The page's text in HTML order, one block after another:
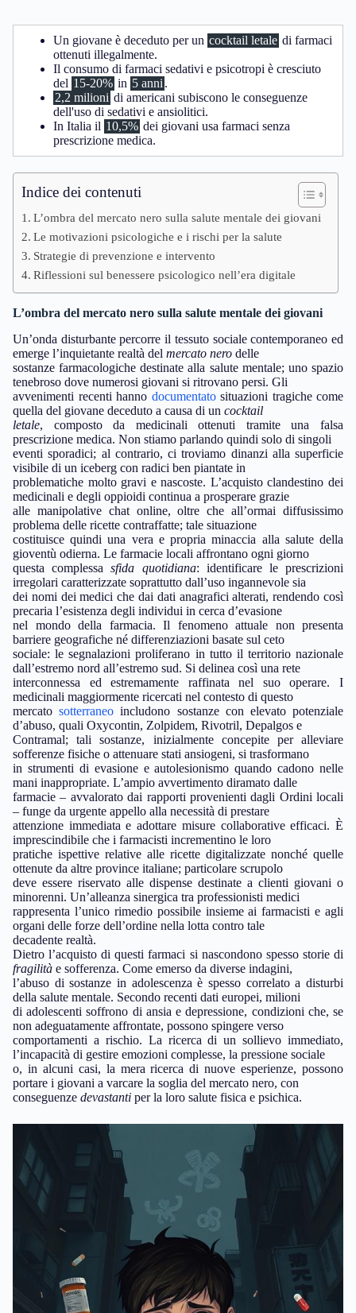
Un giovane è deceduto per un cocktail letale di farmaci
ottenuti illegalmente.
Il consumo di farmaci sedativi e psicotropi è cresciuto
del 15-20% in 5 anni .
2,2 milioni di americani subiscono le conseguenze
dell'uso di sedativi e ansiolitici.
In Italia il 10,5% dei giovani usa farmaci senza
prescrizione medica.
Indice dei contenuti
L’ombra del mercato nero sulla salute mentale dei giovani
Le motivazioni psicologiche e i rischi per la salute
Strategie di prevenzione e intervento
Riflessioni sul benessere psicologico nell’era digitale
L’ombra del mercato nero sulla salute mentale dei giovani
Un’onda disturbante percorre il tessuto sociale contemporaneo ed
emerge l’inquietante realtà del mercato nero delle
sostanze farmacologiche destinate alla salute mentale; uno spazio
tenebroso dove numerosi giovani si ritrovano persi. Gli
avvenimenti recenti hanno documentatosituazioni tragiche come
quella del giovane deceduto a causa di un cocktail
letale, composto da medicinali ottenuti tramite una falsa
prescrizione medica. Non stiamo parlando quindi solo di singoli
eventi sporadici; al contrario, ci troviamo dinanzi alla superficie
visibile di un iceberg con radici ben piantate in
problematiche molto gravi e nascoste. L’acquisto clandestino dei
medicinali e degli oppioidi continua a prosperare grazie
alle manipolative chat online, oltre che all’ormai diffusissimo
problema delle ricette contraffatte; tale situazione
costituisce quindi una vera e propria minaccia alla salute della
gioventù odierna. Le farmacie locali affrontano ogni giorno
questa complessasfida quotidiana: identificare le prescrizioni
irregolari caratterizzate soprattutto dall’uso ingannevole sia
dei nomi dei medici che dai dati anagrafici alterati, rendendo così
precaria l’esistenza degli individui in cerca d’evasione
nel mondo della farmacia. Il fenomeno attuale non presenta
barriere geografiche né differenziazioni basate sul ceto
sociale: le segnalazioni proliferano in tutto il territorio nazionale
dall’estremo nord all’estremo sud. Si delinea così una rete
interconnessa ed estremamente raffinata nel suo operare. I
medicinali maggiormente ricercati nel contesto di questo
mercatosotterraneo includono sostanze con elevato potenziale
d’abuso, quali Oxycontin, Zolpidem, Rivotril, Depalgos e
Contramal; tali sostanze, inizialmente concepite per alleviare
sofferenze fisiche o attenuare stati ansiogeni, si trasformano
in strumenti di evasione e autolesionismo quando cadono nelle
mani inappropriate. L’ampio avvertimento diramato dalle
farmacie – avvalorato dai rapporti provenienti dagli Ordini locali
– funge da urgente appello alla necessità di prestare
attenzione immediata e adottare misure collaborative efficaci. È
imprescindibile che i farmacisti incrementino le loro
pratiche ispettive relative alle ricette digitalizzate nonché quelle
ottenute da altre province italiane; particolare scrupolo
deve essere riservato alle dispense destinate a clienti giovani o
minorenni. Un’alleanza sinergica tra professionisti medici
rappresenta l’unico rimedio possibile insieme ai farmacisti e agli
organi delle forze dell’ordine nella lotta contro tale
decadente realtà.
Dietro l’acquisto di questi farmaci si nascondono spesso storie di
fragilità e sofferenza. Come emerso da diverse indagini,
l’abuso di sostanze in adolescenza è spesso correlato a disturbi
della salute mentale. Secondo recenti dati europei, milioni
di adolescenti soffrono di ansia e depressione, condizioni che, se
non adeguatamente affrontate, possono spingere verso
comportamenti a rischio. La ricerca di un sollievo immediato,
l’incapacità di gestire emozioni complesse, la pressione sociale
o, in alcuni casi, la mera ricerca di nuove esperienze, possono
portare i giovani a varcare la soglia del mercato nero, con
conseguenze devastanti per la loro salute fisica e psichica.